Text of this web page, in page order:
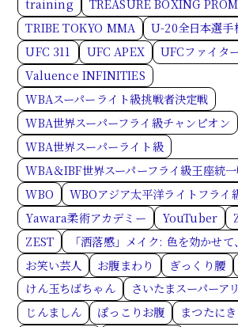
training
TREASURE BOXING
TRIBE TOKYO MMA
U-20全日本選手
UFC 311
UFC APEX UFCファイタ
Valuence INFINITIES
WBAスーパーライト級挑戦者決定戦
WBA世界スーパーフライ級チャンピオン
WBA世界スーパーライト級
WBA＆IBF世界スーパーフライ級王座統
WBO
WBOアジア太平洋ライトフライ
Yawara柔術アカデミー
YouTuber
ZEST
「洒落感」メイク: 色を効かせ
お笑い芸人
お腹まわり ぎっくり腰
けん玉ちばちゃん
さいたまスーパーア
じんましん
ぽっこりお腹 まつたにき